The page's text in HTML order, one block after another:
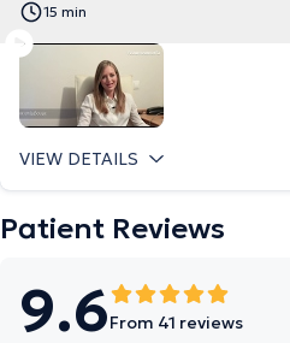
15 min
VIEW DETAILS
Patient Reviews
9.6From 41 reviews